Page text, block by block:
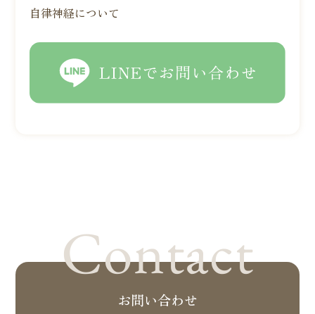
自律神経について
Contact
お問い合わせ